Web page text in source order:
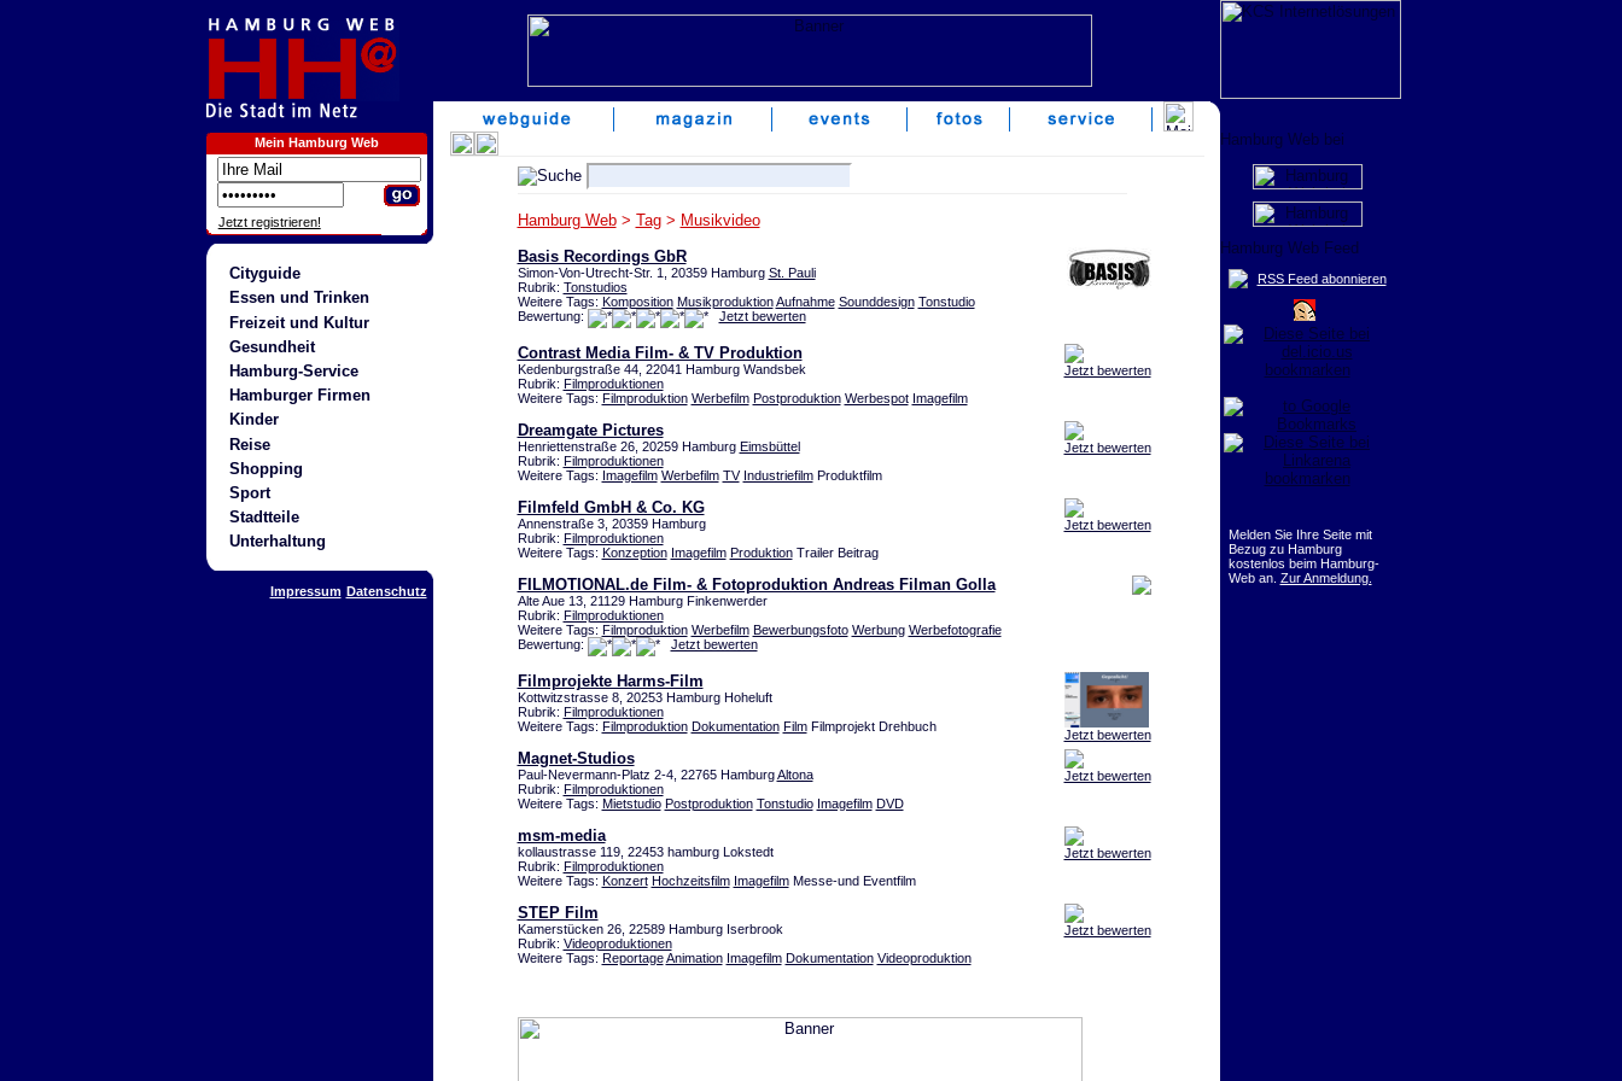
Mein Hamburg Web
Jetzt registrieren!
Cityguide
Essen und Trinken
Freizeit und Kultur
Gesundheit
Hamburg-Service
Hamburger Firmen
Kinder
Reise
Shopping
Sport
Stadtteile
Unterhaltung
Impressum Datenschutz
Hamburg Web> Tag> Musikvideo
Basis Recordings GbR
Simon-Von-Utrecht-Str. 1, 20359 Hamburg St. Pauli
Rubrik: Tonstudios
Weitere Tags: Komposition Musikproduktion Aufnahme Sounddesign Tonstudio
Bewertung:
Jetzt bewerten
Jetzt bewerten
Contrast Media Film- & TV Produktion
Kedenburgstraße 44, 22041 Hamburg Wandsbek
Rubrik: Filmproduktionen
Weitere Tags: Filmproduktion Werbefilm Postproduktion Werbespot Imagefilm
Jetzt bewerten
Dreamgate Pictures
Henriettenstraße 26, 20259 Hamburg Eimsbüttel
Rubrik: Filmproduktionen
Weitere Tags: Imagefilm Werbefilm TV IndustriefilmProduktfilm
Jetzt bewerten
Filmfeld GmbH & Co. KG
Annenstraße 3, 20359 Hamburg
Rubrik: Filmproduktionen
Weitere Tags: Konzeption Imagefilm ProduktionTrailer Beitrag
FILMOTIONAL.de Film- & Fotoproduktion Andreas Filman Golla
Alte Aue 13, 21129 Hamburg Finkenwerder
Rubrik: Filmproduktionen
Weitere Tags: Filmproduktion Werbefilm Bewerbungsfoto Werbung Werbefotografie
Bewertung:
Jetzt bewerten
Jetzt bewerten
Filmprojekte Harms-Film
Kottwitzstrasse 8, 20253 Hamburg Hoheluft
Rubrik: Filmproduktionen
Weitere Tags: Filmproduktion Dokumentation FilmFilmprojekt Drehbuch
Jetzt bewerten
Magnet-Studios
Paul-Nevermann-Platz 2-4, 22765 HamburgAltona
Rubrik: Filmproduktionen
Weitere Tags: Mietstudio Postproduktion Tonstudio Imagefilm DVD
Jetzt bewerten
msm-media
kollaustrasse 119, 22453 hamburg Lokstedt
Rubrik: Filmproduktionen
Weitere Tags: Konzert Hochzeitsfilm ImagefilmMesse-und Eventfilm
Jetzt bewerten
STEP Film
Kamerstücken 26, 22589 Hamburg Iserbrook
Rubrik: Videoproduktionen
Weitere Tags: Reportage Animation Imagefilm Dokumentation Videoproduktion
RSS Feed abonnieren
Melden Sie Ihre Seite mit
Bezug zu Hamburg
kostenlos beim Hamburg-
Web an. Zur Anmeldung.